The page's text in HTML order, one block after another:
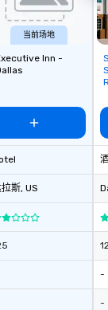
当前场地
Inn -
斯, US
-
-